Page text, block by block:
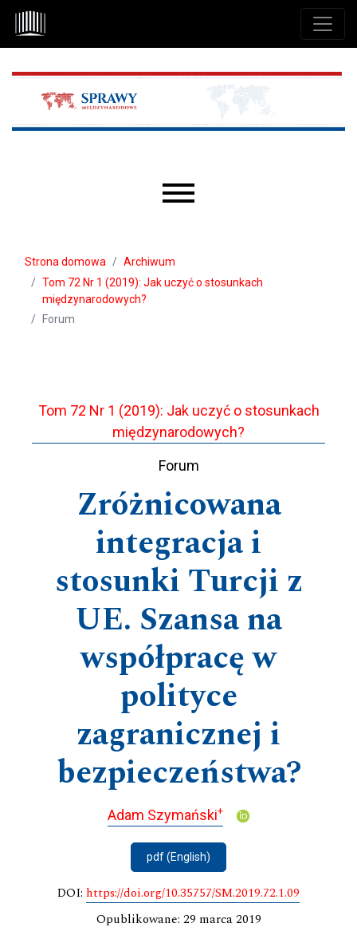
Przejdź do głównego menu
Przejdź do sekcji głównej
Przejdź do stopki
Strona domowa
Archiwum
Tom 72 Nr 1 (2019): Jak uczyć o stosunkach
międzynarodowych?
Forum
Tom 72 Nr 1 (2019): Jak uczyć o stosunkach
międzynarodowych?
Forum
Zróżnicowana
integracja i
stosunki Turcji z
UE. Szansa na
współpracę w
polityce
zagranicznej i
bezpieczeństwa?
Adam Szymański+
pdf (English)
DOI: https://doi.org/10.35757/SM.2019.72.1.09
Opublikowane: 29 marca 2019